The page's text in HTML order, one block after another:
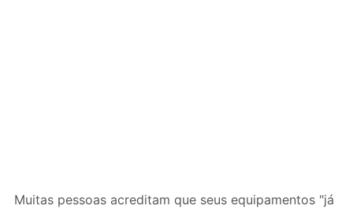
Muitas pessoas acreditam que seus equipamentos "já